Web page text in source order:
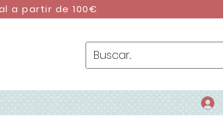
a partir de 100€